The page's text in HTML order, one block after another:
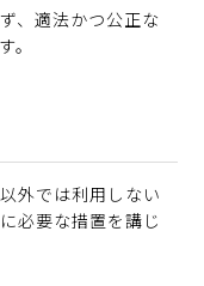
、適法かつ公正な
。
外では利用しない
必要な措置を講じ